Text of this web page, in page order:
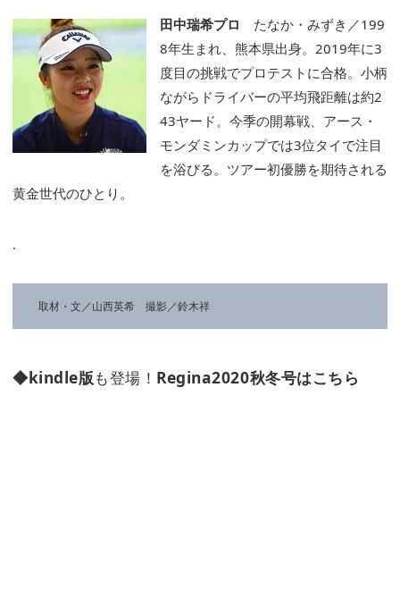
田中瑞希プロ たなか・みずき／199
8年生まれ、熊本県出身。2019年に3
度目の挑戦でプロテストに合格。小柄
ながらドライバーの平均飛距離は約2
43ヤード。今季の開幕戦、アース・
モンダミンカップでは3位タイで注目
を浴びる。ツアー初優勝を期待される
黄金世代のひとり。
.
取材・文／山西英希 撮影／鈴木祥
◆kindle版も登場！ Regina2020秋冬号はこちら